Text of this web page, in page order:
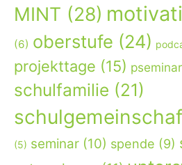
MINT (28)
(6) oberstufe (24)
projekttage (15) pseminar
schulfamilie (21)
(5) seminar (10) spende (9)